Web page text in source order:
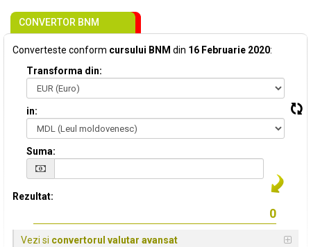
CONVERTOR BNM
Converteste conform cursului BNM din 16 Februarie 2020:
Transforma din:
in:
Suma:
Rezultat:
Vezi si convertorul valutar avansat